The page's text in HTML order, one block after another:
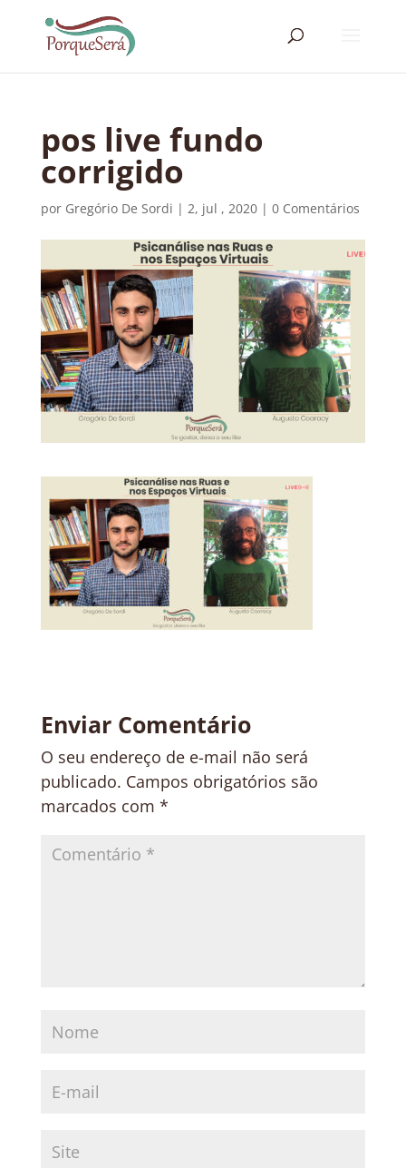
pos live fundo
corrigido
por Gregório De Sordi | 2, jul , 2020| 0 Comentários
Enviar Comentário
O seu endereço de e-mail não será
publicado. Campos obrigatórios são
marcados com *